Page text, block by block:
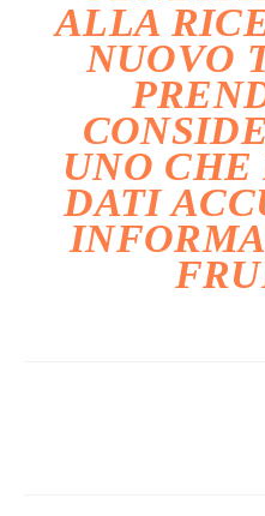
ALLA
NUOVO
UNO CHE
DATI